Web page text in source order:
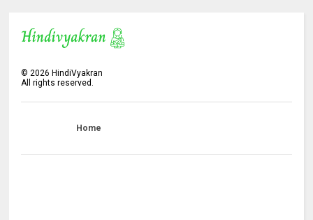
©2026 HindiVyakran
All rights reserved.
Home